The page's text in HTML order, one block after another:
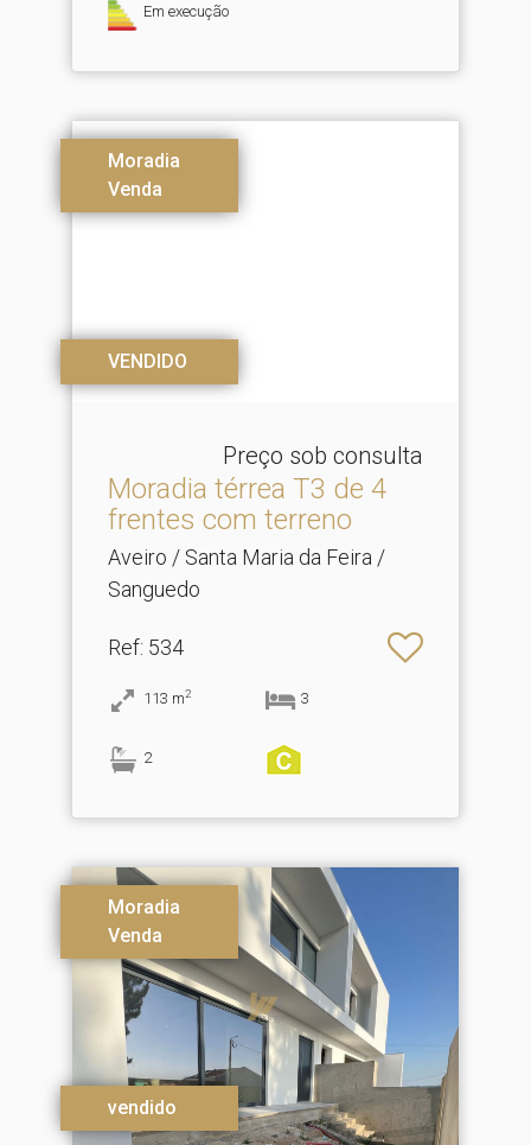
Em execução
Moradia
Venda
VENDIDO
Preço sob consulta
Moradia térrea T3 de 4
frentes com terreno
Aveiro / Santa Maria da Feira /
Sanguedo
Ref: 534
113 m2 3
2
Moradia
Venda
vendido